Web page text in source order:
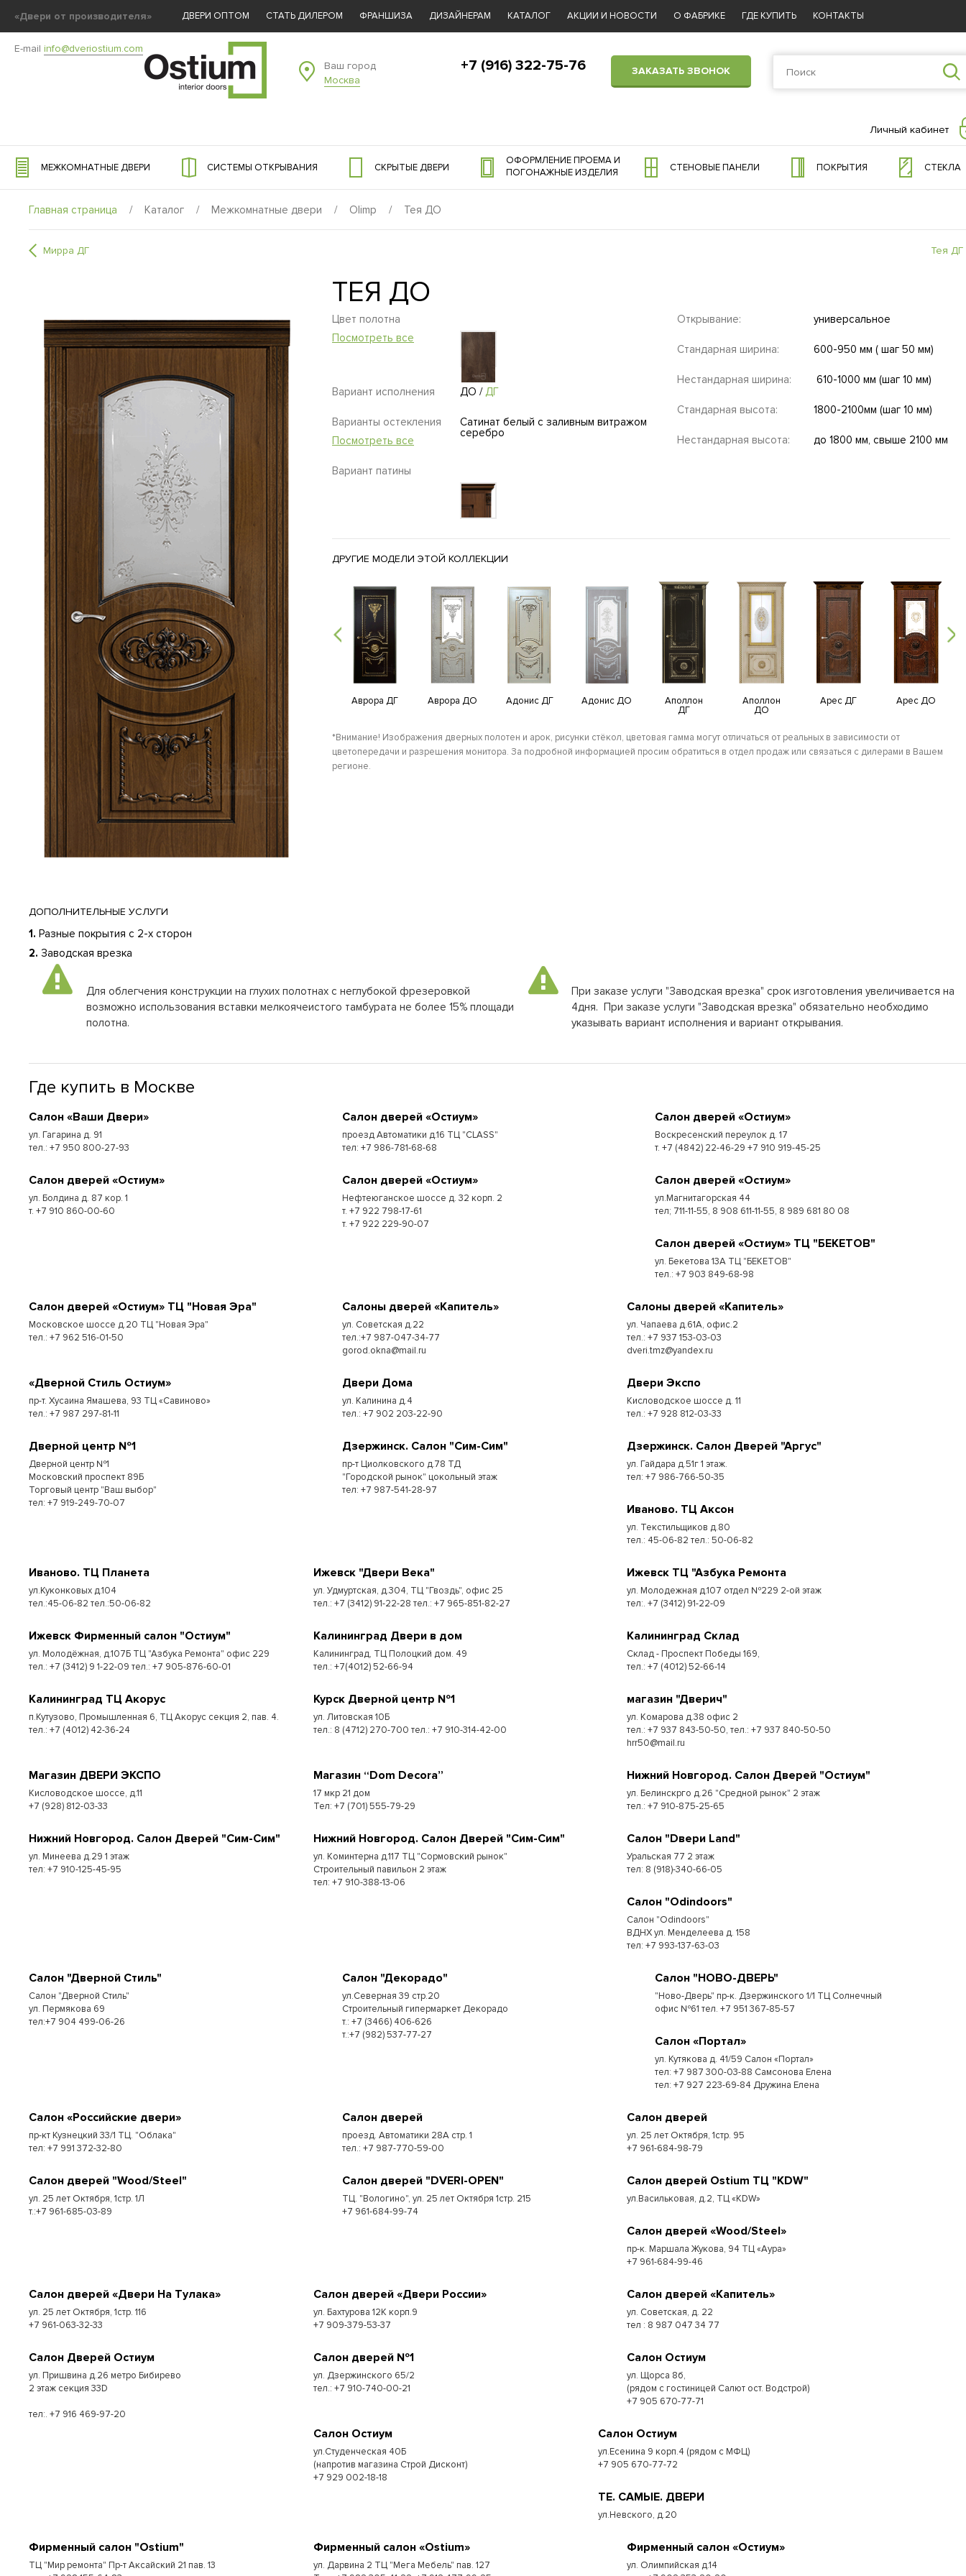
«Двери от производителя» ДВЕРИ ОПТОМ СТАТЬ ДИЛЕРОМ ФРАНШИЗА ДИЗАЙНЕРАМ КАТАЛОГ АКЦИИ И НОВОСТИ О ФАБРИКЕ ГДЕ КУПИТЬ КОНТАКТЫ
E-mail info@dveriostium.com
Ваш город
Москва
+7 (916) 322-75-76 ЗАКАЗАТЬ ЗВОНОК
Личный кабинет
МЕЖКОМНАТНЫЕ ДВЕРИ СИСТЕМЫ ОТКРЫВАНИЯ СКРЫТЫЕ ДВЕРИ
ОФОРМЛЕНИЕ ПРОЕМА И
ПОГОНАЖНЫЕ ИЗДЕЛИЯ
СТЕНОВЫЕ ПАНЕЛИ ПОКРЫТИЯ СТЕКЛА
Главная страница / Каталог / Межкомнатные двери / Olimp / Тея ДО
Мирра ДГ Тея ДГ
ТЕЯ ДО
Цвет полотна
Посмотреть все
Вариант исполнения ДО /ДГ
Варианты остекления
Посмотреть все
Сатинат белый с заливным витражом
серебро
Вариант патины
Открывание: универсальное
Стандарная ширина: 600-950 мм ( шаг 50 мм)
Нестандарная ширина: 610-1000 мм (шаг 10 мм)
Стандарная высота: 1800-2100мм (шаг 10 мм)
Нестандарная высота: до 1800 мм, свыше 2100 мм
ДРУГИЕ МОДЕЛИ ЭТОЙ КОЛЛЕКЦИИ
Фемида
Фобос ДО Аврора ДГ Аврора ДО Адонис ДГ Адонис ДО
Аполлон
ДГ
Аполлон
ДО
Арес ДГ Арес ДО
*Внимание! Изображения дверных полотен и арок, рисунки стёкол, цветовая гамма могут отличаться от реальных в зависимости от
цветопередачи и разрешения монитора. За подробной информацией просим обратиться в отдел продаж или связаться с дилерами в Вашем
регионе.
ДОПОЛНИТЕЛЬНЫЕ УСЛУГИ
1. Разные покрытия с 2-х сторон
2. Заводская врезка
Для облегчения конструкции на глухих полотнах с неглубокой фрезеровкой
возможно использования вставки мелкоячеистого тамбурата не более 15% площади
полотна.
При заказе услуги "Заводская врезка" срок изготовления увеличивается на
4дня. При заказе услуги "Заводская врезка" обязательно необходимо
указывать вариант исполнения и вариант открывания.
Где купить в Москве
Cалон «Ваши Двери»
ул. Гагарина д. 91
тел.: +7 950 800-27-93
Cалон дверей «Остиум»
проезд Автоматики д.16 ТЦ "CLASS"
тел: +7 986-781-68-68
Cалон дверей «Остиум»
Воскресенский переулок д. 17
т. +7 (4842) 22-46-29 +7 910 919-45-25
Cалон дверей «Остиум»
ул. Болдина д. 87 кор. 1
т. +7 910 860-00-60
Cалон дверей «Остиум»
Нефтеюганское шоссе д. 32 корп. 2
т. +7 922 798-17-61
т. +7 922 229-90-07
Cалон дверей «Остиум»
ул.Магнитагорская 44
тел; 711-11-55, 8 908 611-11-55, 8 989 681 80 08
Cалон дверей «Остиум» ТЦ "БЕКЕТОВ"
ул. Бекетова 13А ТЦ "БЕКЕТОВ"
тел.: +7 903 849-68-98
Cалон дверей «Остиум» ТЦ "Новая Эра"
Московское шоссе д.20 ТЦ "Новая Эра"
тел.: +7 962 516-01-50
Cалоны дверей «Капитель»
ул. Советская д.22
тел.:+7 987-047-34-77
gorod.okna@mail.ru
Cалоны дверей «Капитель»
ул. Чапаева д.61А, офис.2
тел.: +7 937 153-03-03
dveri.tmz@yandex.ru
«Дверной Стиль Остиум»
пр-т. Хусаина Ямашева, 93 ТЦ «Савиново»
тел.: +7 987 297-81-11
Двери Дома
ул. Калинина д.4
тел.: +7 902 203-22-90
Двери Экспо
Кисловодское шоссе д. 11
тел.: +7 928 812-03-33
Дверной центр №1
Дверной центр №1
Московский проспект 89Б
Торговый центр "Ваш выбор"
тел: +7 919-249-70-07
Дзержинск. Салон "Сим-Сим"
пр-т Циолковского д.78 ТД
"Городской рынок" цокольный этаж
тел: +7 987-541-28-97
Дзержинск. Салон Дверей "Аргус"
ул. Гайдара д.51г 1 этаж.
тел: +7 986-766-50-35
Иваново. ТЦ Аксон
ул. Текстильщиков д.80
тел.: 45-06-82 тел.: 50-06-82
Иваново. ТЦ Планета
ул.Куконковых д.104
тел.:45-06-82 тел.:50-06-82
Ижевск "Двери Века"
ул. Удмуртская, д.304, ТЦ "Гвоздь", офис 25
тел.: +7 (3412) 91-22-28 тел.: +7 965-851-82-27
Ижевск ТЦ "Азбука Ремонта
ул. Молодежная д.107 отдел №229 2-ой этаж
тел:. +7 (3412) 91-22-09
Ижевск Фирменный салон "Остиум"
ул. Молодёжная, д.107Б ТЦ "Азбука Ремонта" офис 229
тел.: +7 (3412) 9 1-22-09 тел.: +7 905-876-60-01
Калининград Двери в дом
Калининград, ТЦ Полоцкий дом. 49
тел.: +7(4012) 52-66-94
Калининград Склад
Склад - Проспект Победы 169,
тел.:​ +7 (4012) 52-66-14
Калининград ТЦ Акорус
п.Кутузово, Промышленная 6, ТЦ Акорус секция 2, пав. 4.
тел.: +7 (4012) 42-36-24
Курск Дверной центр №1
ул. Литовская 10Б
тел.: 8 (4712) 270-700 тел.: +7 910-314-42-00
магазин "Дверич"
ул. Комарова д.38 офис 2
тел.: +7 937 843-50-50, тел.: +7 937 840-50-50
hrr50@mail.ru
Магазин ДВЕРИ ЭКСПО
Кисловодское шоссе, д.11
+7 (928) 812-03-33
Магазин “Dom Decora”
17 мкр 21 дом
Тел: +7 (701) 555-79-29
Нижний Новгород. Салон Дверей "Остиум"
ул. Белинскрго д.26 "Средной рынок" 2 этаж
тел.: +7 910-875-25-65
Нижний Новгород. Салон Дверей "Сим-Сим"
ул. Минеева д.29 1 этаж
тел: +7 910-125-45-95
Нижний Новгород. Салон Дверей "Сим-Сим"
ул. Коминтерна д.117 ТЦ "Сормовский рынок"
Строительный павильон 2 этаж
тел: +7 910-388-13-06
Салон "Dвери Land"
Уральская 77 2 этаж
тел: 8 (918)-340-66-05
Салон "Odindoors"
Салон "Odindoors"
ВДНХ ул. Менделеева д. 158
тел: +7 993-137-63-03
Салон "Дверной Стиль"
Салон "Дверной Стиль"
ул. Пермякова 69
тел:+7 904 499-06-26
Салон "Декорадо"
ул.Северная 39 стр.20
Строительный гипермаркет Декорадо
т.: +7 (3466) 406-626
т.:+7 (982) 537-77-27
Салон "НОВО-ДВЕРЬ"
"Ново-Дверь" пр-к. Дзержинского 1/1 ТЦ Солнечный
офис №61 тел. +7 951 367-85-57
Салон «Портал»
ул. Кутякова д. 41/59 Салон «Портал»
тел: +7 987 300-03-88 Самсонова Елена
тел: +7 927 223-69-84 Дружина Елена
Салон «Российские двери»
пр-кт Кузнецкий 33/1 ТЦ. "Облака"
тел: +7 991 372-32-80
Салон дверей
проезд. Автоматики 28А стр. 1
тел.: +7 987-770-59-00
Салон дверей
ул. 25 лет Октября, 1стр. 95
+7 961-684-98-79
Салон дверей "Wood/Steel"
ул. 25 лет Октября, 1стр. 1Л
т.:+7 961-685-03-89
Салон дверей "DVERI-OPEN"
ТЦ. "Вологино", ул. 25 лет Октября 1стр. 215
+7 961-684-99-74
Салон дверей Ostium ТЦ "KDW"
ул.Васильковая, д.2, ТЦ «KDW»
Салон дверей «Wood/Steel»
пр-к. Маршала Жукова, 94 ТЦ «Аура»
+7 961-684-99-46
Салон дверей «Двери На Тулака»
ул. 25 лет Октября, 1стр. 116
+7 961-063-32-33
Салон дверей «Двери России»
ул. Бахтурова 12К корп.9
+7 909-379-53-37
Салон дверей «Капитель»
ул. Советская, д. 22
тел : 8 987 047 34 77
Салон Дверей Остиум
ул. Пришвина д.26 метро Бибирево
2 этаж секция 33D
тел:. +7 916 469-97-20
Салон дверей №1
ул. Дзержинского 65/2
тел.: +7 910-740-00-21
Салон Остиум
ул. Щорса 8б,
(рядом с гостиницей Салют ост. Водстрой)
+7 905 670-77-71
Салон Остиум
ул.Студенческая 40Б
(напротив магазина Строй Дисконт)
+7 929 002-18-18
Салон Остиум
ул.Есенина 9 корп.4 (рядом с МФЦ)
+7 905 670-77-72
ТЕ. САМЫЕ. ДВЕРИ
ул.Невского, д.20
Фирменный салон "Ostium"
ТЦ "Мир ремонта" Пр-т Аксайский 21 пав. 13
Фирменный салон «Ostium»
ул. Дарвина 2 ТЦ "Мега Мебель" пав. 127
Фирменный салон «Остиум»
ул. Олимпийская д.14